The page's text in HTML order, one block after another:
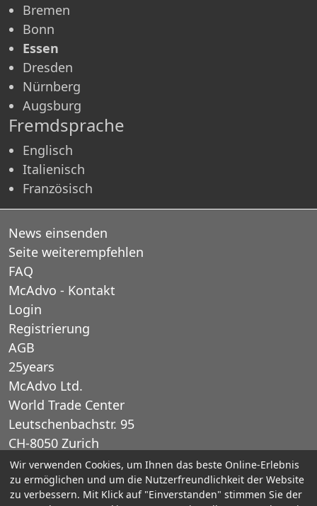
Bremen
Bonn
Essen
Dresden
Nürnberg
Augsburg
Fremdsprache
Englisch
Italienisch
Französisch
News einsenden
Seite weiterempfehlen
FAQ
McAdvo - Kontakt
Login
Registrierung
AGB
25years
McAdvo Ltd.
World Trade Center
Leutschenbachstr. 95
CH-8050 Zurich
Schweiz
E-Mail: office@mcadvo.com
Wir verwenden Cookies, um Ihnen das beste Online-Erlebnis
zu ermöglichen und um die Nutzerfreundlichkeit der Website
zu verbessern. Mit Klick auf "Einverstanden" stimmen Sie der